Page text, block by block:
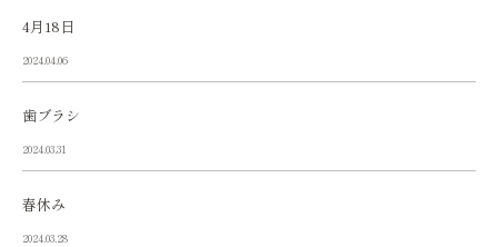
4月18日
2024.04.06
歯ブラシ
2024.03.31
春休み
2024.03.28